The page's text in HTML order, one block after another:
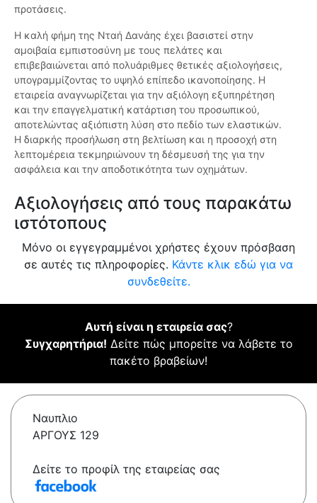
προτάσεις.
Η καλή φήμη της Νταή Δανάης έχει βασιστεί στην
αμοιβαία εμπιστοσύνη με τους πελάτες και
επιβεβαιώνεται από πολυάριθμες θετικές αξιολογήσεις,
υπογραμμίζοντας το υψηλό επίπεδο ικανοποίησης. Η
εταιρεία αναγνωρίζεται για την αξιόλογη εξυπηρέτηση
και την επαγγελματική κατάρτιση του προσωπικού,
αποτελώντας αξιόπιστη λύση στο πεδίο των ελαστικών.
Η διαρκής προσήλωση στη βελτίωση και η προσοχή στη
λεπτομέρεια τεκμηριώνουν τη δέσμευσή της για την
ασφάλεια και την αποδοτικότητα των οχημάτων.
Αξιολογήσεις από τους παρακάτω
ιστότοπους
Μόνο οι εγγεγραμμένοι χρήστες έχουν πρόσβαση
σε αυτές τις πληροφορίες. Κάντε κλικ εδώ για να
συνδεθείτε.
Αυτή είναι η εταιρεία σας?
Συγχαρητήρια! Δείτε πώς μπορείτε να λάβετε το
πακέτο βραβείων!
Ναυπλιο
ΑΡΓΟΥΣ 129
Δείτε το προφίλ της εταιρείας σας